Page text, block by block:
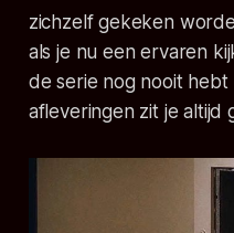
zichzelf gekeken
als je nu een ervaren
de serie nog nooit
afleveringen zit je altijd